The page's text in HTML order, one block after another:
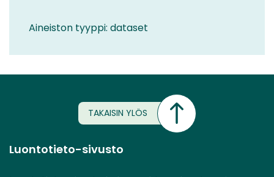
Aineiston tyyppi: dataset
TAKAISIN YLÖS
Luontotieto-sivusto